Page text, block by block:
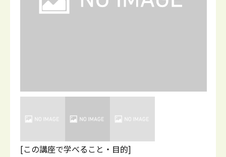
[この講座で学べること・目的]